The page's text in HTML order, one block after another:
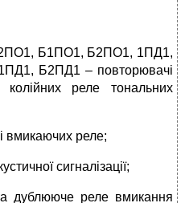
Б1ПО1, Б2ПО1, 1ПД1,
Б2ПД1 – повторювачі
реле тональних
вмикаючих реле;
сигналізації;
дублююче реле вмикання